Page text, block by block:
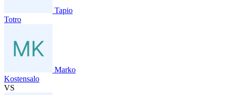
Tapio
Totro
Marko
Kostensalo
VS